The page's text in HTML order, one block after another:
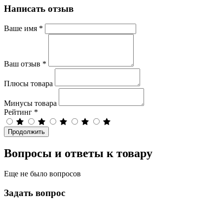
Написать отзыв
Ваше имя *
Ваш отзыв *
Плюсы товара
Минусы товара
Рейтинг *
Продолжить
Вопросы и ответы к товару
Еще не было вопросов
Задать вопрос